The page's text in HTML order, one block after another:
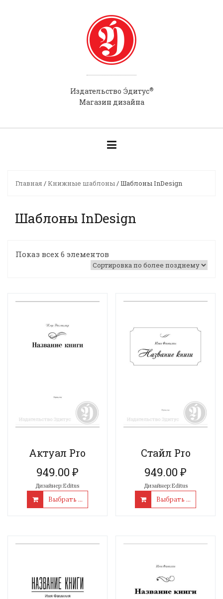
Издательство Э́дитус®
Магазин дизайна
Главная /Книжные шаблоны/ Шаблоны InDesign
Шаблоны InDesign
Показ всех 6 элементов
Актуал Pro
949.00 ₽
Дизайнер:Editus
Выбрать ...
Стайл Pro
949.00₽
Дизайнер:Editus
Выбрать ...